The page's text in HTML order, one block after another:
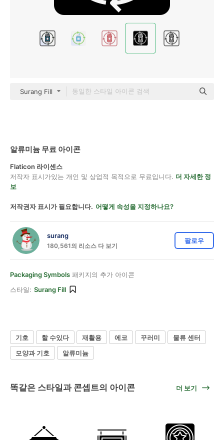
Surang Fill
알류미늄 무료 아이콘
Flaticon 라이센스
저작자 표시가있는 개인 및 상업적 목적으로 무료입니다. 더 자세한 정
보
저작권자 표시가 필요합니다. 어떻게 속성을 지정하나요?
surang
180,561의 리소스 다 보기
팔로우
Packaging Symbols 패키지의 추가 아이콘
스타일: Surang Fill
기호 할 수있다 재활용 에코 꾸러미
물류 센터
모양과 기호
알류미늄
똑같은 스타일과 콘셉트의 아이콘 더 보기